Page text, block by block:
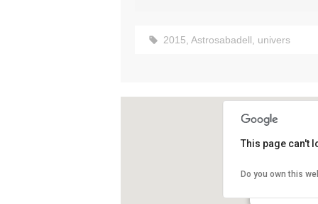
2015, Astrosabadell, univers
Prat de la Riba,
This page can't
Do you own this